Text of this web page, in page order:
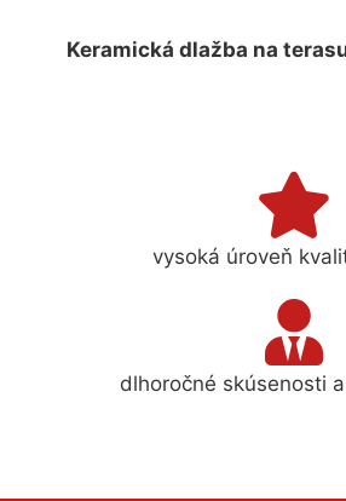
Keramická dlažba na
vysoká úroveň
dlhoročné skúsenosti